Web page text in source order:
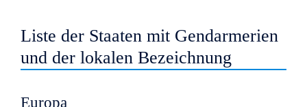
Liste der Staaten mit Gendarmerien
und der lokalen Bezeichnung
Europa